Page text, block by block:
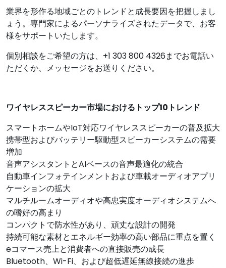
業界を形作る地域ごとのトレンドと成長要因を把握しまし
ょう。専門家によるパーソナライズされたデータで、お客
様をサポ​​ートいたします。
個別相談をご希望の方は、+1 303 800 4326までお電話い
ただくか、メッセージをお送りください。
ワイヤレススピーカー市場におけるトップ10トレンド
スマートホームやIoT対応ワイヤレススピーカーの普及拡大
携帯型およびバッテリー駆動型スピーカーシステムの需要
増加
音声アシスタントとAIベースの音声最適化の統合
自動車インフォテインメントおよび車載オーディオアプリ
ケーションの拡大
マルチルームオーディオや高忠実度オーディオシステムへ
の嗜好の高まり
コンパクトで防水性があり、頑丈な設計の開発
持続可能な素材とエネルギー効率の高い部品に重点を置く
eコマース売上と消費者への直接販売の成長
Bluetooth、Wi-Fi、および超低遅延無線接続の進歩